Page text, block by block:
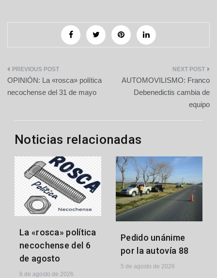
Navegación
de
OPINIÓN: La «rosca» política
necochense del 31 de mayo
AUTOMOVILISMO: Franco
Debenedictis cambia de
equipo
Noticias relacionadas
La «rosca» política
necochense del 6
de agosto
6 de agosto de 2026
Pedido unánime
por la autovía 88
5 de agosto de 2026